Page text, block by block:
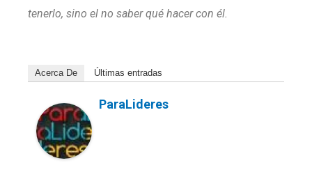
tenerlo, sino el no saber qué hacer con él.
Acerca De Últimas entradas
ParaLideres